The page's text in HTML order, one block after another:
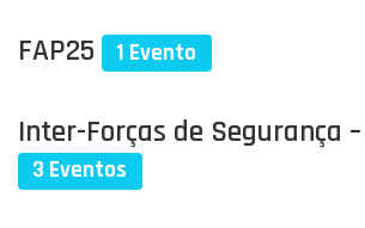
FAP25 1 Evento
Inter-Forças de Segurança
3 Eventos